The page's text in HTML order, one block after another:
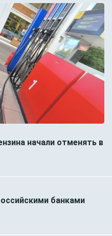
начали отменять в
банками